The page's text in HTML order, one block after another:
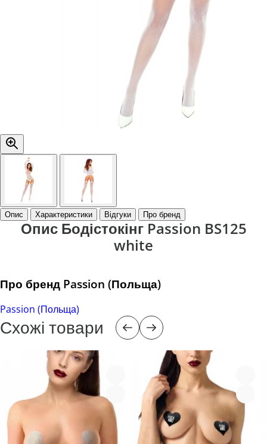
Опис Характеристики Відгуки Про бренд
Опис Бодістокінг Passion BS125
white
Про бренд Passion (Польща)
Passion (Польща)
Схожі товари